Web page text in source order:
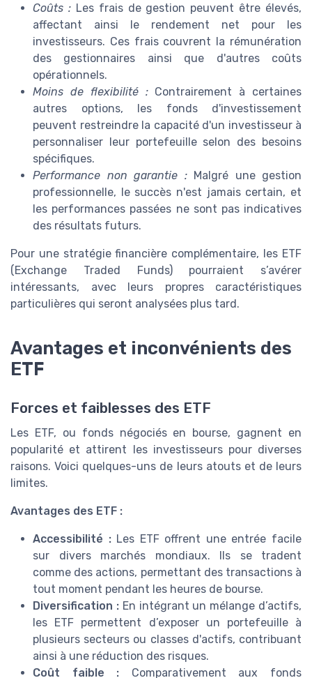
Coûts :Les frais de gestion peuvent être élevés,
affectant ainsi le rendement net pour les
investisseurs. Ces frais couvrent la rémunération
des gestionnaires ainsi que d'autres coûts
opérationnels.
Moins de flexibilité :Contrairement à certaines
autres options, les fonds d'investissement
peuvent restreindre la capacité d'un investisseur à
personnaliser leur portefeuille selon des besoins
spécifiques.
Performance non garantie :Malgré une gestion
professionnelle, le succès n'est jamais certain, et
les performances passées ne sont pas indicatives
des résultats futurs.
Pour une stratégie financière complémentaire, les ETF
(Exchange Traded Funds) pourraient s’avérer
intéressants, avec leurs propres caractéristiques
particulières qui seront analysées plus tard.
Avantages et inconvénients des
ETF
Forces et faiblesses des ETF
Les ETF, ou fonds négociés en bourse, gagnent en
popularité et attirent les investisseurs pour diverses
raisons. Voici quelques-uns de leurs atouts et de leurs
limites.
Avantages des ETF :
Accessibilité :Les ETF offrent une entrée facile
sur divers marchés mondiaux. Ils se tradent
comme des actions, permettant des transactions à
tout moment pendant les heures de bourse.
Diversification :En intégrant un mélange d’actifs,
les ETF permettent d’exposer un portefeuille à
plusieurs secteurs ou classes d'actifs, contribuant
ainsi à une réduction des risques.
Coût faible : Comparativement aux fonds